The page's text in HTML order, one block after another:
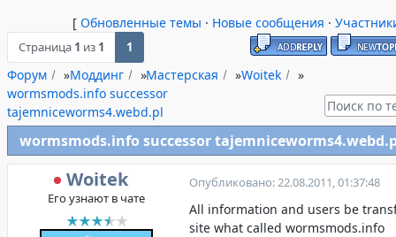
[ Обновленные темы · Новые сообщения ·
Страница 1 из 1 1
Форум »Моддинг »Мастерская »Woitek
»
wormsmods.info successor
tajemniceworms4.webd.pl
wormsmods.info successor
Woitek
Его узнают в чате
Опубликовано: 22.08.2011, 01:37:48
All information and users be
site what called wormsmods.info